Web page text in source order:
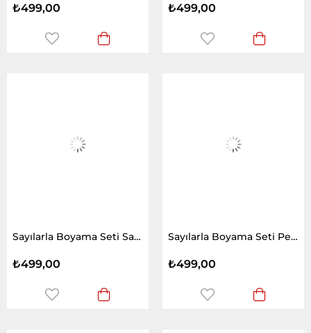
₺499,00 ₺499,00
Sayılarla Boyama Seti Safari Gezisi
₺499,00
Sayılarla Boyama Seti Pembe Sakız ve Zürafa
₺499,00